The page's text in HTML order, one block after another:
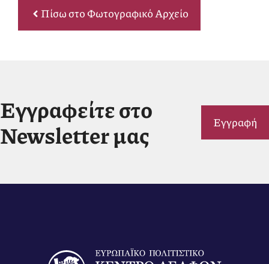
Πίσω στο Φωτογραφικό Αρχείο
Εγγραφείτε στο
Newsletter μας
Εγγραφή